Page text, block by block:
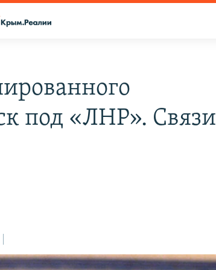
под «ЛНР». Связи